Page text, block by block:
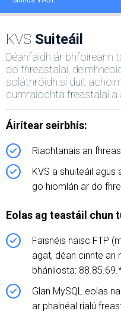
KVS Suiteáil
Déanfaidh ár bhfoireann
do fhreastalaí,
soláthróidh sí duit
cumraíochta freastalaí a
Áirítear seirbhís:
Riachtanais an
KVS a shuiteáil agus
go hiomlán ar do
Eolas ag teastáil chun
Faisnéis naisc FTP
agat, déan cinnte an
bhánliosta:
Glan MySQL eolas
ar phainéal rialú